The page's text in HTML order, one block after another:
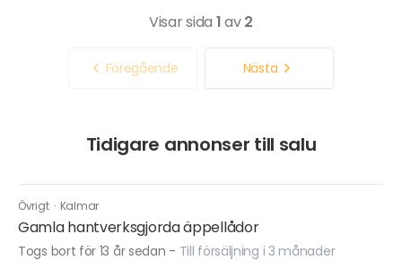
Visar sida 1av2
Föregående Nästa
Tidigare annonser till salu
Övrigt · Kalmar
Gamla hantverksgjorda äppellådor
Togs bort för 13 år sedan - Till försäljning i 3 månader